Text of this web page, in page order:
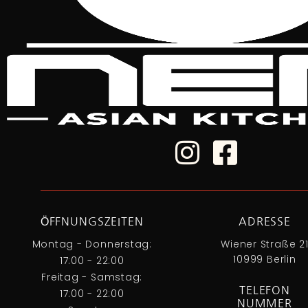
ÖFFNUNGSZEITEN
Montag - Donnerstag:
17:00 - 22:00
Freitag - Samstag:
17:00 - 22:00
ADRESSE
Wiener Straße 21
10999 Berlin
TELEFON
NUMMER